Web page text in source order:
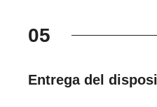
05
Entrega del